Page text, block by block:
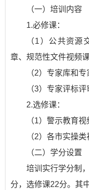
（一）培训内容
1.必修课：
（1）公共资源
章、规范性文件视频课
（2）专家库和
（3）专家评标
2.选修课：
（1）警示教育视
（2）各市实操类
（二）学分设置
培训实行学分制
分，选修课22分。其